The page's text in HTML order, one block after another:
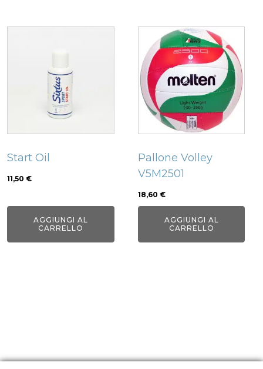
Start Oil
11,50 €
AGGIUNGI AL
CARRELLO
Pallone Volley
V5M2501
18,60 €
AGGIUNGI AL
CARRELLO